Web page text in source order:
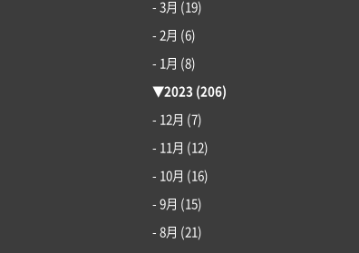
- 3月 (19)
- 2月 (6)
- 1月 (8)
▼2023 (206)
- 12月 (7)
- 11月 (12)
- 10月 (16)
- 9月 (15)
- 8月 (21)